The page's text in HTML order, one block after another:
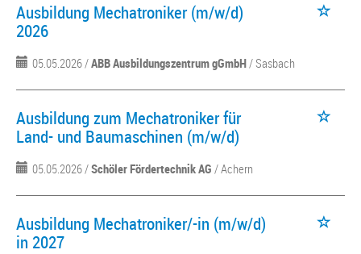
Ausbildung Mechatroniker (m/w/d)
2026
05.05.2026 /ABB Ausbildungszentrum gGmbH/ Sasbach
Ausbildung zum Mechatroniker für
Land- und Baumaschinen (m/w/d)
05.05.2026 /Schöler Fördertechnik AG / Achern
Ausbildung Mechatroniker/-in (m/w/d)
in 2027